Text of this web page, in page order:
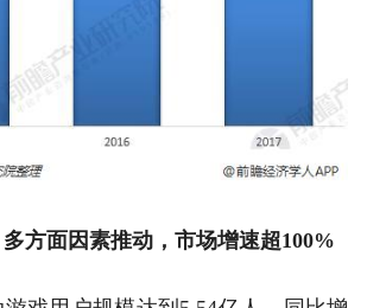
方面因素推动，市场增速超100%